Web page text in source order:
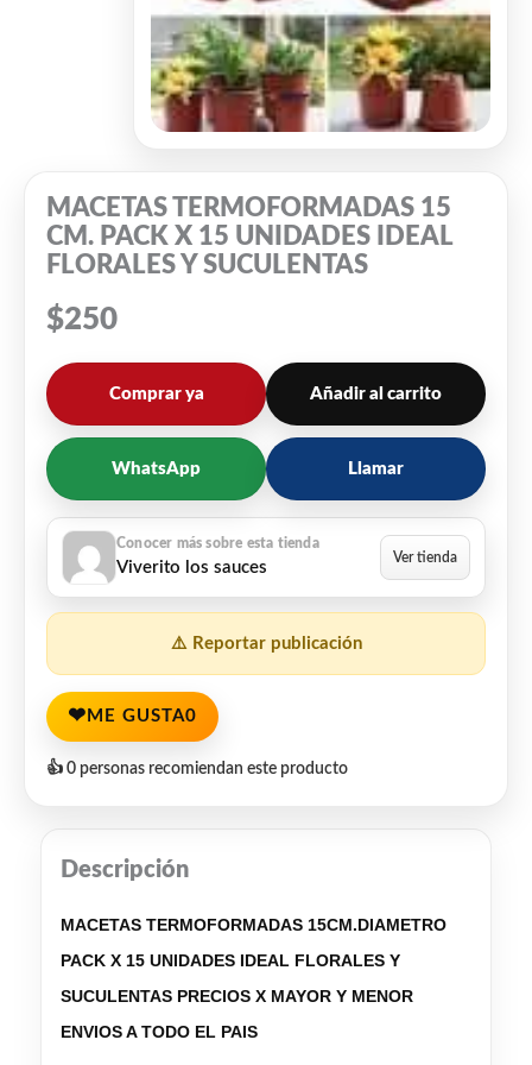
MACETAS TERMOFORMADAS 15
CM. PACK X 15 UNIDADES IDEAL
FLORALES Y SUCULENTAS
$250
Comprar ya Añadir al carrito
WhatsApp Llamar
Viverito los sauces
⚠️ Reportar publicación
❤ ME GUSTA0
👍 0 personas recomiendan este producto
Descripción
MACETAS TERMOFORMADAS 15CM.DIAMETRO
PACK X 15 UNIDADES IDEAL FLORALES Y
SUCULENTAS PRECIOS X MAYOR Y MENOR
ENVIOS A TODO EL PAIS